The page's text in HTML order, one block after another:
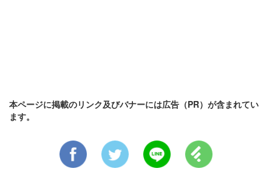
本ページに掲載のリンク及びバナーには広告（PR）が含まれてい
ます。